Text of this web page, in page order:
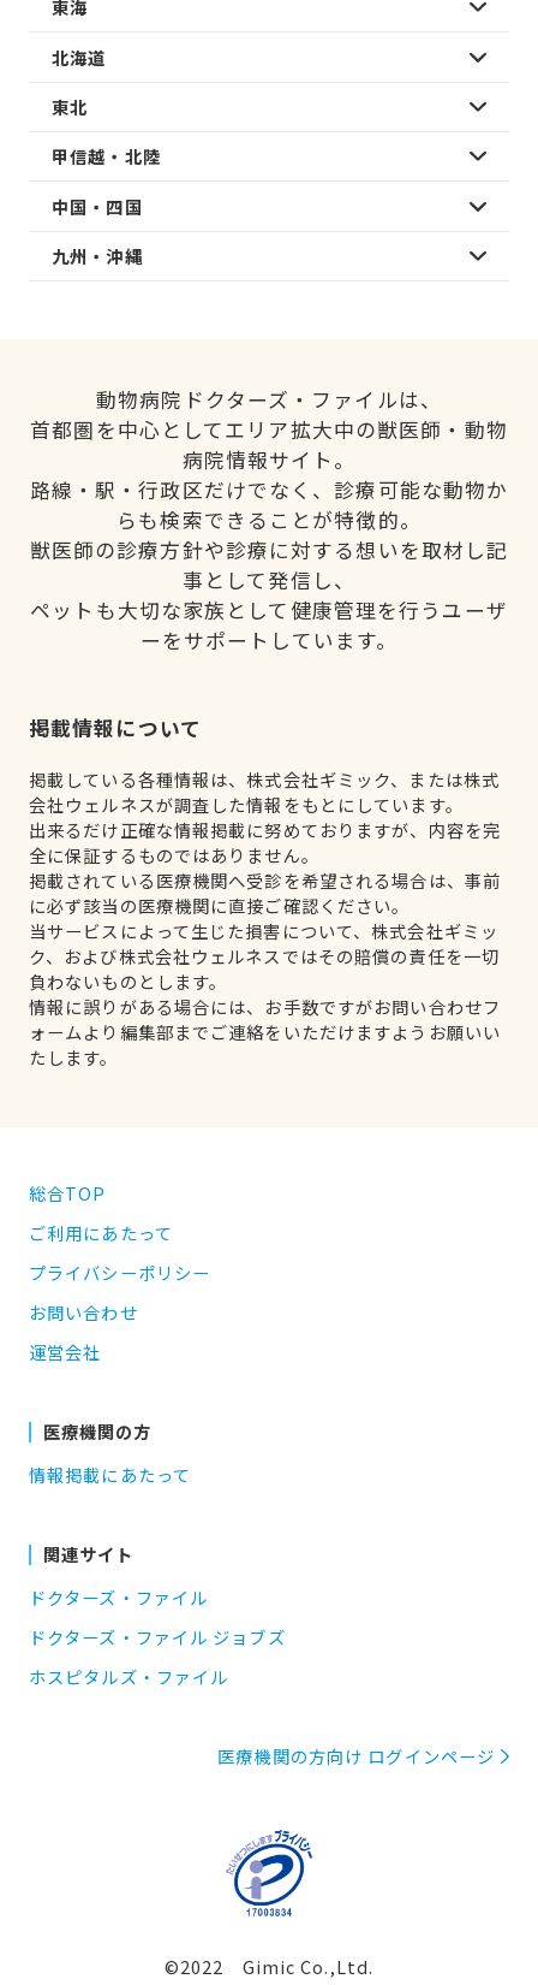
東海
北海道
東北
甲信越・北陸
中国・四国
九州・沖縄
動物病院ドクターズ・ファイルは、
首都圏を中心としてエリア拡大中の獣医師・動物
病院情報サイト。
路線・駅・行政区だけでなく、診療可能な動物か
らも検索できることが特徴的。
獣医師の診療方針や診療に対する想いを取材し記
事として発信し、
ペットも大切な家族として健康管理を行うユーザ
ーをサポートしています。
掲載情報について
掲載している各種情報は、株式会社ギミック、または株式
会社ウェルネスが調査した情報をもとにしています。
出来るだけ正確な情報掲載に努めておりますが、内容を完
全に保証するものではありません。
掲載されている医療機関へ受診を希望される場合は、事前
に必ず該当の医療機関に直接ご確認ください。
当サービスによって生じた損害について、株式会社ギミッ
ク、および株式会社ウェルネスではその賠償の責任を一切
負わないものとします。
情報に誤りがある場合には、お手数ですがお問い合わせフ
ォームより編集部までご連絡をいただけますようお願いい
たします。
総合TOP
ご利用にあたって
プライバシーポリシー
お問い合わせ
運営会社
医療機関の方
情報掲載にあたって
関連サイト
ドクターズ・ファイル
ドクターズ・ファイル ジョブズ
ホスピタルズ・ファイル
医療機関の方向け ログインページ
©2022 Gimic Co.,Ltd.